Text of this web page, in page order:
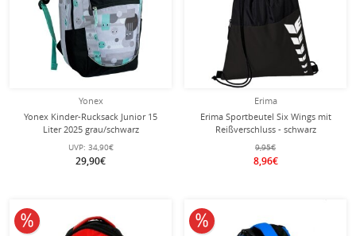
Yonex
Yonex Kinder-Rucksack Junior 15
Liter 2025 grau/schwarz
UVP: 34,90€
29,90€
Erima
Erima Sportbeutel Six Wings mit
Reißverschluss - schwarz
9,95€
8,96€
10% reduziert 10% reduziert